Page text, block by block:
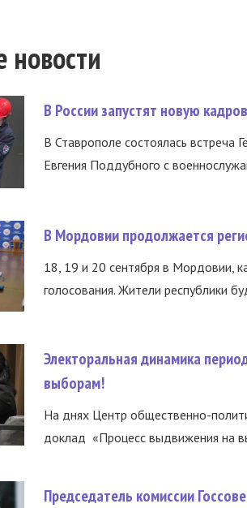
новости
В России запустят новую
В Ставрополе состоялась встреча
Евгения Поддубного с
В Мордовии продолжается
18, 19 и 20 сентября в Мордовии,
голосования. Жители республики
Электоральная динамика
выборам!
На днях Центр общественно-
доклад «Процесс выдвижения на
Председатель комиссии